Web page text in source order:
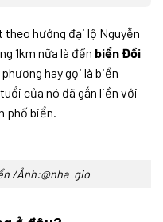
hướng đại lộ Nguyễn
1km nữa là đến biển Đồi
hay gọi là biển
của nó đã gắn liền với
phố biển.
/Ảnh:@nha_gio